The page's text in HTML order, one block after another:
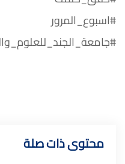
#اسبوع_المرور
محتوى ذات صلة